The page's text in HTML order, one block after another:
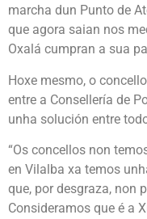
marcha dun Punto de
que agora saian nos
Oxalá cumpran a sua
Hoxe mesmo, o
entre a Consellería de
unha solución entre
“Os concellos non
en Vilalba xa temos
que, por desgraza, non
Consideramos que é a